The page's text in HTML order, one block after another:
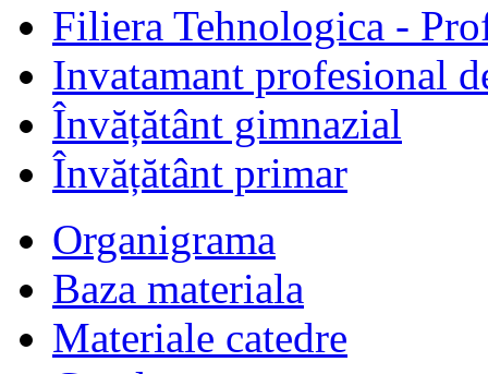
Filiera Tehnologica -
Invatamant profesional
Învățătânt gimnazial
Învățătânt primar
Organigrama
Baza materiala
Materiale catedre